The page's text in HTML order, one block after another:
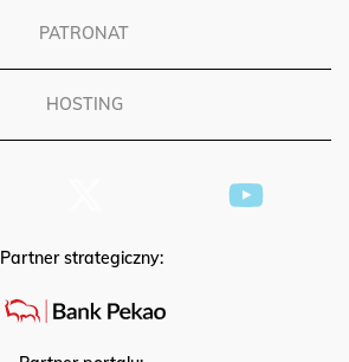
PATRONAT
HOSTING
Partner strategiczny: